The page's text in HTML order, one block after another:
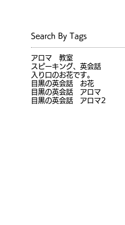
Search By Tags
アロマ 教室
スピーキング、英会話
入り口のお花です。
目黒の英会話 お花
目黒の英会話 アロマ
目黒の英会話 アロマ2